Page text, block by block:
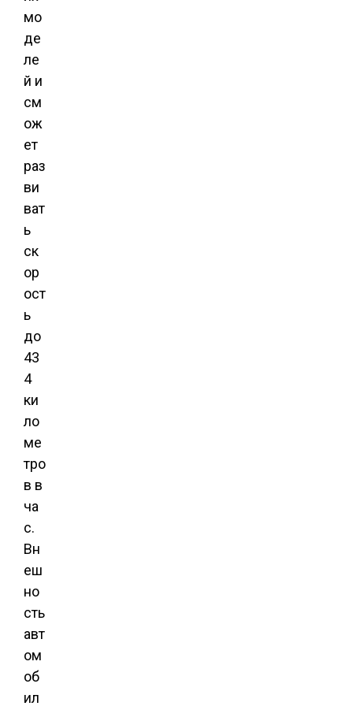
мо
де
ле
й и
см
ож
ет
раз
ви
ват
ь
ск
ор
ост
ь
до
43
4
ки
ло
ме
тро
в в
ча
с.
Вн
еш
но
сть
авт
ом
об
ил